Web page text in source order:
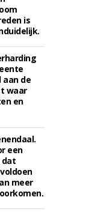
is
de
waar
en
een
dat
meer